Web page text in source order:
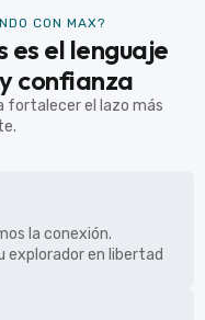
CON MAX?
es el lenguaje
confianza
fortalecer el lazo más
la conexión.
explorador en libertad